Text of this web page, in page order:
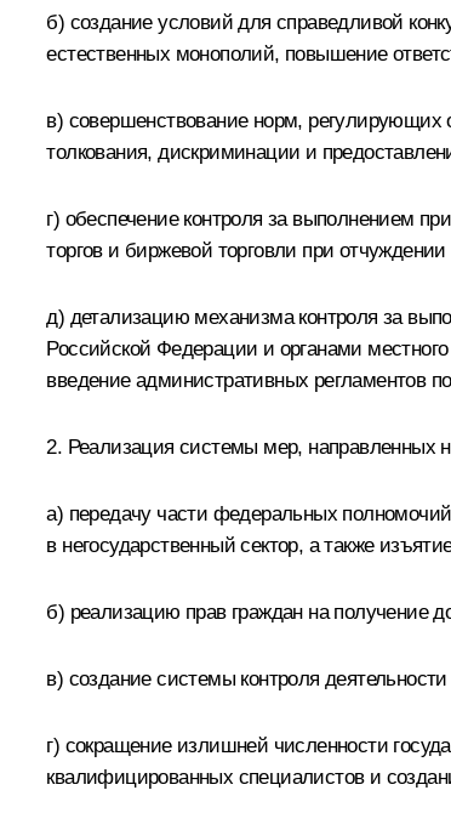
б) создание условий для справедливой
естественных монополий, повышение
в) совершенствование норм, регулирующих
толкования, дискриминации и
г) обеспечение контроля за выполнением
торгов и биржевой торговли при
д) детализацию механизма контроля за
Российской Федерации и органами
введение административных регламентов
2. Реализация системы мер, направленных
а) передачу части федеральных
в негосударственный сектор, а также
б) реализацию прав граждан на получение
в) создание системы контроля
г) сокращение излишней численности
квалифицированных специалистов и